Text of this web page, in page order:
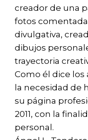
creador de una
fotos
divulgativa,
dibujos
trayectoria
Como él dice los
la necesidad de
su página
2011, con la
personal.